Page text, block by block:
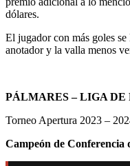
dólares.
El jugador con más goles
anotador y la valla menos
PÁLMARES – LIGA
Torneo Apertura 2023 –
Campeón de Conferencia